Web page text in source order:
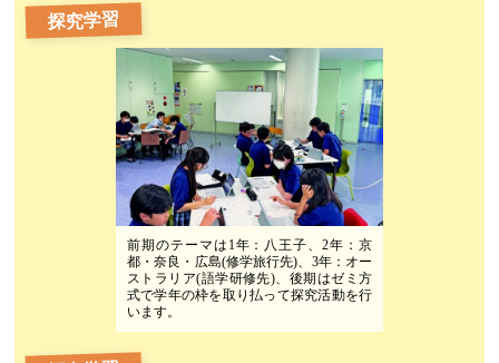
探究学習
前期のテーマは1年：八王子、2年：京
都・奈良・広島(修学旅行先)、3年：オー
ストラリア(語学研修先)、後期はゼミ方
式で学年の枠を取り払って探究活動を行
います。